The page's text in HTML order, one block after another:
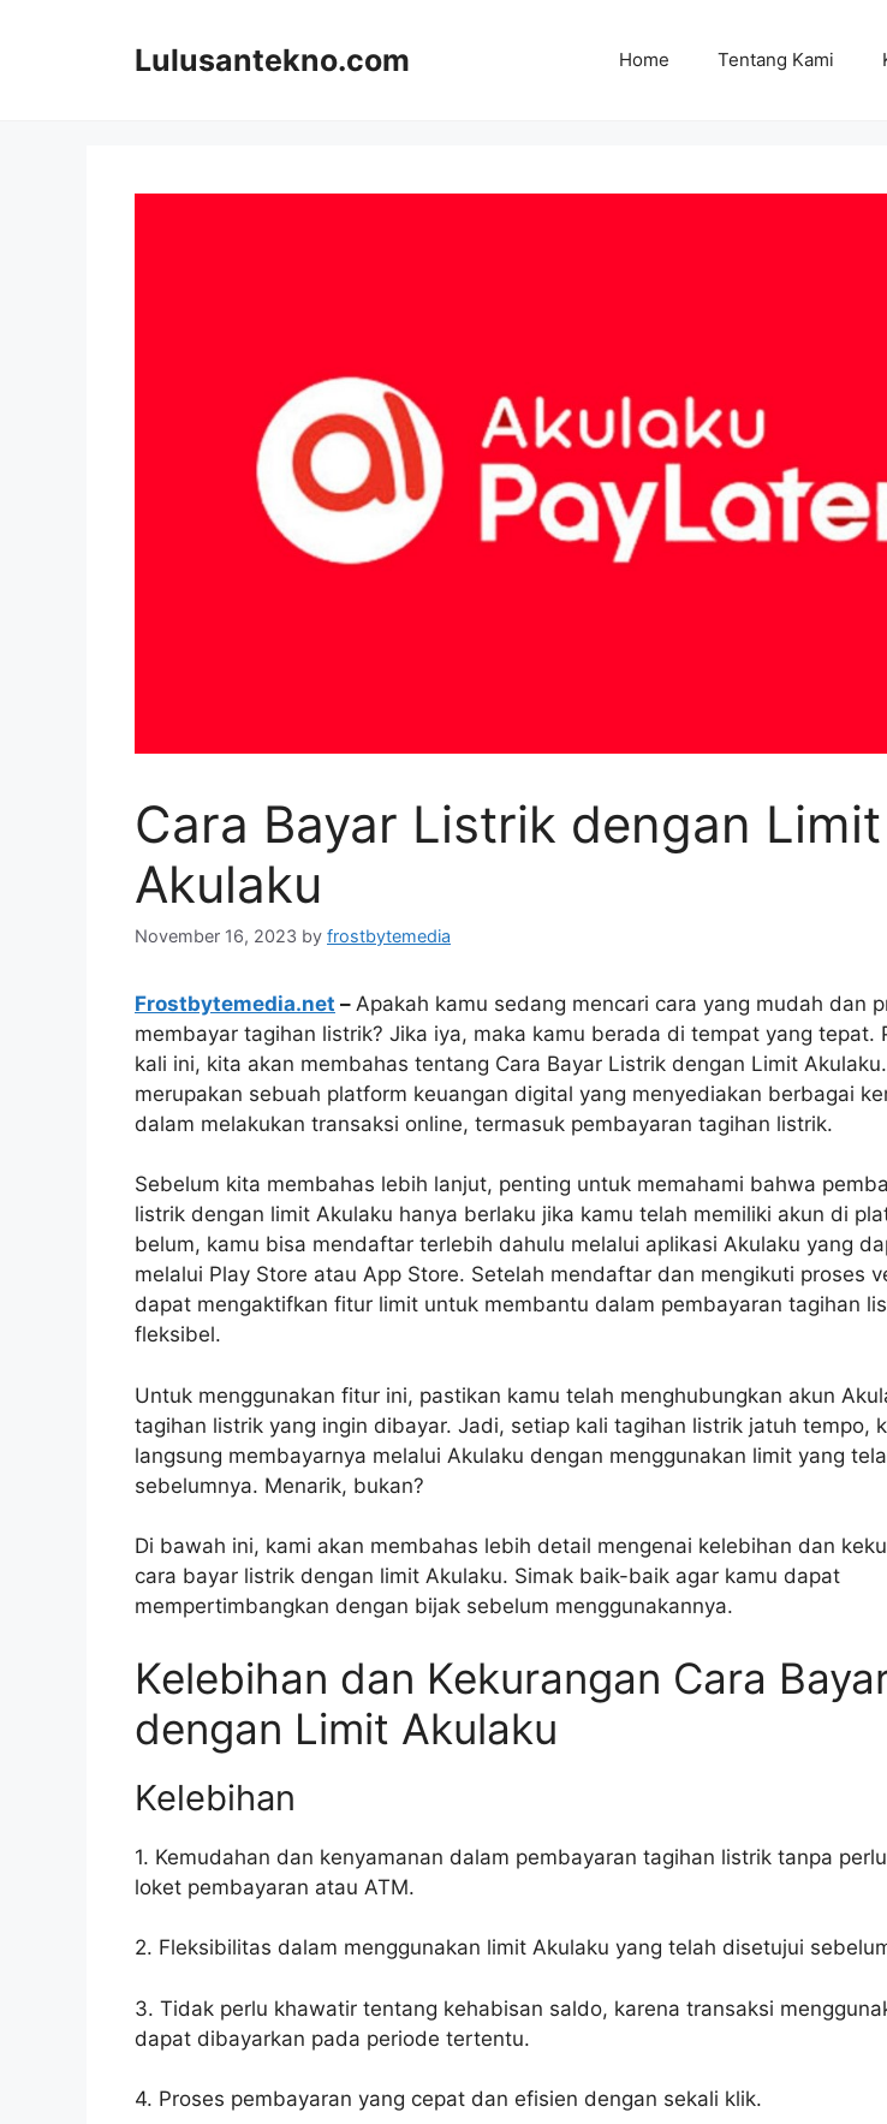
Lulusantekno.com Home Tentang Kami
Cara Bayar Listrik dengan Limit
Akulaku
November 16, 2023 by frostbytemedia
Frostbytemedia.net – Apakah kamu sedang mencari cara yang mudah dan
membayar tagihan listrik? Jika iya, maka kamu berada di tempat yang tepat.
kali ini, kita akan membahas tentang Cara Bayar Listrik dengan Limit
merupakan sebuah platform keuangan digital yang menyediakan berbagai
dalam melakukan transaksi online, termasuk pembayaran tagihan listrik.
Sebelum kita membahas lebih lanjut, penting untuk memahami bahwa
listrik dengan limit Akulaku hanya berlaku jika kamu telah memiliki akun di
belum, kamu bisa mendaftar terlebih dahulu melalui aplikasi Akulaku yang
melalui Play Store atau App Store. Setelah mendaftar dan mengikuti proses
dapat mengaktifkan fitur limit untuk membantu dalam pembayaran tagihan
fleksibel.
Untuk menggunakan fitur ini, pastikan kamu telah menghubungkan akun
tagihan listrik yang ingin dibayar. Jadi, setiap kali tagihan listrik jatuh tempo,
langsung membayarnya melalui Akulaku dengan menggunakan limit yang
sebelumnya. Menarik, bukan?
Di bawah ini, kami akan membahas lebih detail mengenai kelebihan dan
cara bayar listrik dengan limit Akulaku. Simak baik-baik agar kamu dapat
mempertimbangkan dengan bijak sebelum menggunakannya.
Kelebihan dan Kekurangan Cara
dengan Limit Akulaku
Kelebihan
1. Kemudahan dan kenyamanan dalam pembayaran tagihan listrik tanpa
loket pembayaran atau ATM.
2. Fleksibilitas dalam menggunakan limit Akulaku yang telah disetujui
3. Tidak perlu khawatir tentang kehabisan saldo, karena transaksi
dapat dibayarkan pada periode tertentu.
4. Proses pembayaran yang cepat dan efisien dengan sekali klik.